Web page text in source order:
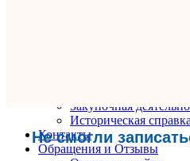
Не смогли
Закупочная
Историческая справка
Контакты
Обращения и Отзывы